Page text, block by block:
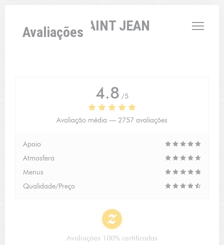
L'AUBERGE SAINT JEAN
Avaliações
4.8 /5
Avaliação média — 2757 avaliações
Apoio
Atmosfera
Menus
Qualidade/Preço
Avaliações 100% certificadas